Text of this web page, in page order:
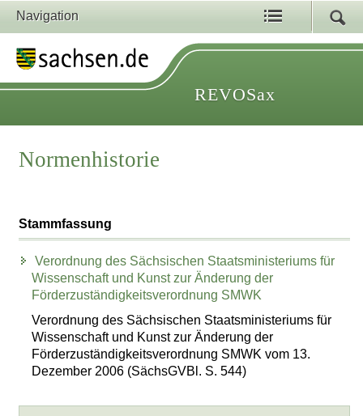
Navigation
REVOSax
Normenhistorie
Stammfassung
Verordnung des Sächsischen Staatsministeriums für
Wissenschaft und Kunst zur Änderung der
Förderzuständigkeitsverordnung SMWK
Verordnung des Sächsischen Staatsministeriums für
Wissenschaft und Kunst zur Änderung der
Förderzuständigkeitsverordnung SMWK vom 13.
Dezember 2006 (SächsGVBl. S. 544)